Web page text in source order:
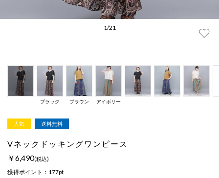
1/21
ブラック ブラウン アイボリー
人気 送料無料
Vネックドッキングワンピース
￥6,490(税込)
獲得ポイント： 177pt